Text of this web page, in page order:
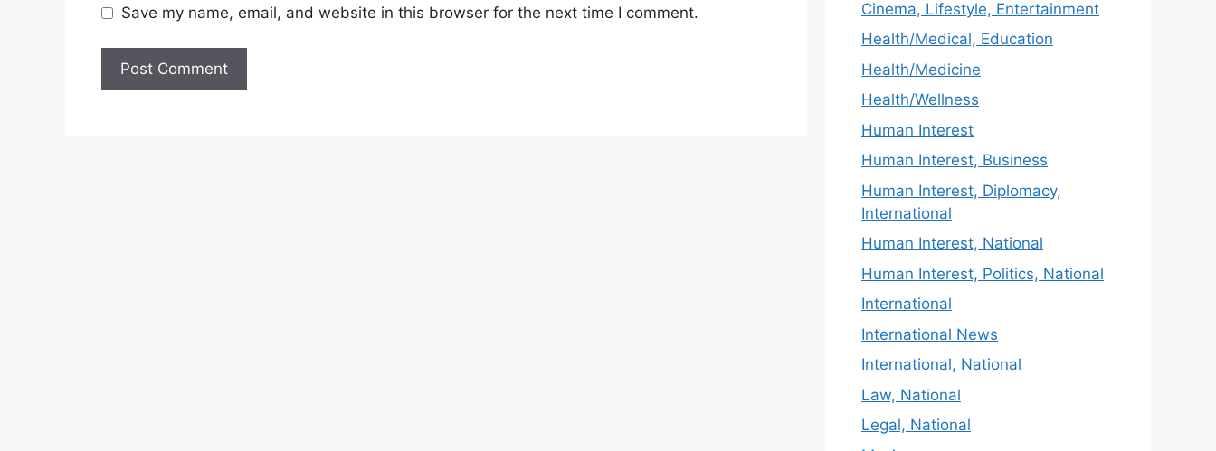
Save my name, email, and website in this browser for the next time I comment.
Cinema, Lifestyle, Entertainment
Health/Medical, Education
Health/Medicine
Health/Wellness
Human Interest
Human Interest, Business
Human Interest, Diplomacy,
International
Human Interest, National
Human Interest, Politics, National
International
International News
International, National
Law, National
Legal, National